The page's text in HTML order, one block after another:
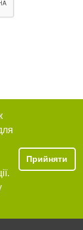
Прийняти